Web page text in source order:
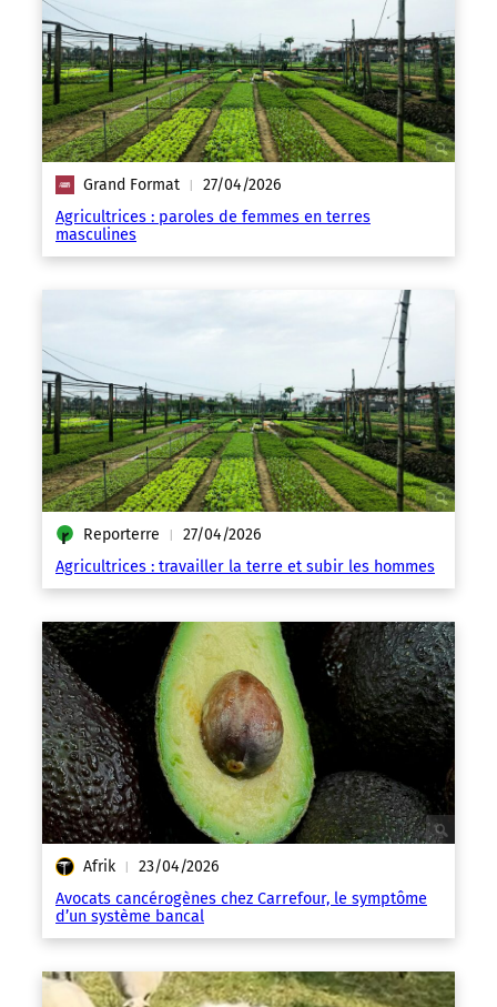
Grand Format | 27/04/2026
Agricultrices : paroles de femmes en terres
masculines
Reporterre | 27/04/2026
Agricultrices : travailler la terre et subir les hommes
Afrik | 23/04/2026
Avocats cancérogènes chez Carrefour, le symptôme
d’un système bancal